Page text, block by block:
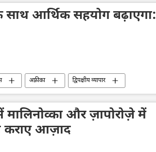
आर्थिक सहयोग बढ़ाएगा:
अफ़्रीका द्विपक्षीय व्यापार
और ज़ापोरोज़े में
कराए आज़ाद